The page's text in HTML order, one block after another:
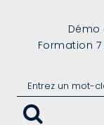
Formation